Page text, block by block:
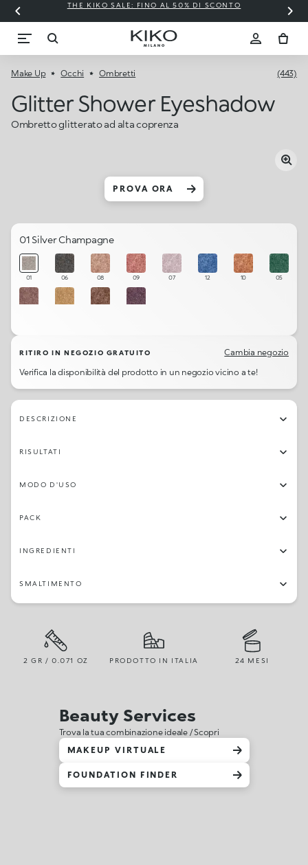
THE KIKO SALE: FINO AL 50% DI SCONTO
Make Up Occhi Ombretti (443)
Glitter Shower Eyeshadow
Ombretto glitterato ad alta coprenza
PROVA ORA
01 Silver Champagne
01 06 08 09 07 12 10 05
RITIRO IN NEGOZIO GRATUITO
Cambia negozio
Verifica la disponibilità del prodotto in un negozio vicino a te!
DESCRIZIONE
RISULTATI
MODO D'USO
PACK
INGREDIENTI
SMALTIMENTO
2 GR / 0.071 OZ PRODOTTO IN ITALIA 24 MESI
Beauty Services
Trova la tua combinazione ideale / Scopri
MAKEUP VIRTUALE
FOUNDATION FINDER